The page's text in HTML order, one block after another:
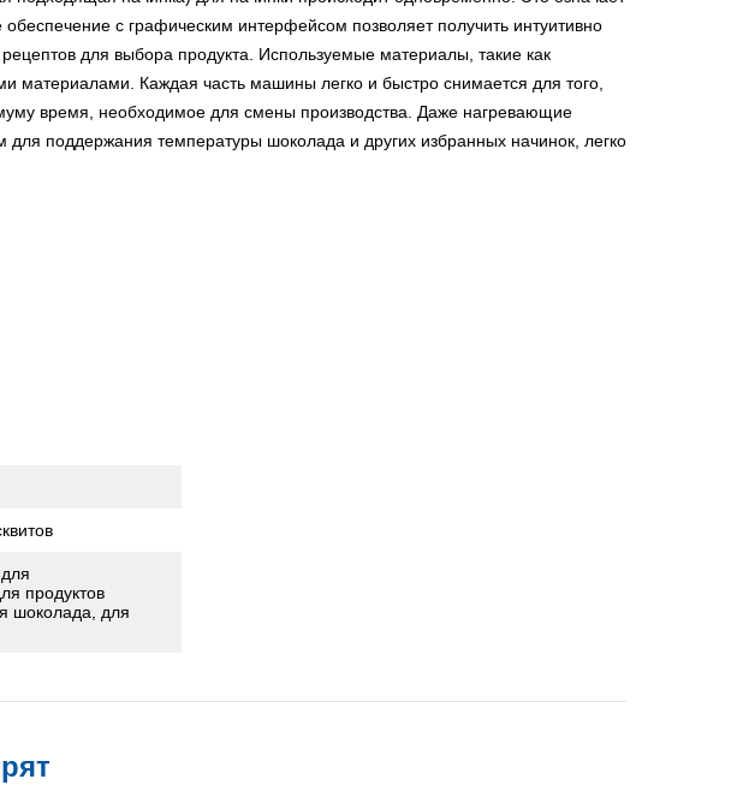
с графическим интерфейсом позволяет получить интуитивно
для выбора продукта. Используемые материалы, такие как
Каждая часть машины легко и быстро снимается для того,
время, необходимое для смены производства. Даже нагревающие
поддержания температуры шоколада и других избранных начинок, легко
продуктов
шоколада, для